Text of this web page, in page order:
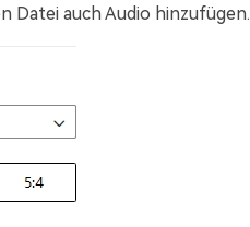
Datei auch Audio hinzufügen.